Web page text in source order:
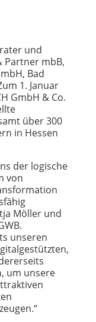
und
Partner mbB,
Bad
1. Januar
GmbH & Co.
über 300
in Hessen
der logische
von
Möller und
unseren
um unsere